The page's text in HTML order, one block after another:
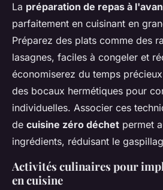
La préparation de repas à
parfaitement en cuisinant en
Préparez des plats comme des
lasagnes, faciles à congeler et
économiserez du temps
des bocaux hermétiques pour
individuelles. Associer ces
de cuisine zéro déchet permet
ingrédients, réduisant le
Activités culinaires pour
en cuisine